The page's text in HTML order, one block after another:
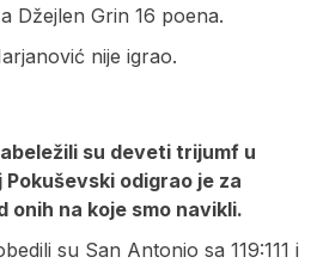
Džejlen Grin 16 poena.
nije igrao.
su deveti trijumf u
odigrao je za
onih na koje smo navikli.
su San Antonio sa 119:111 i